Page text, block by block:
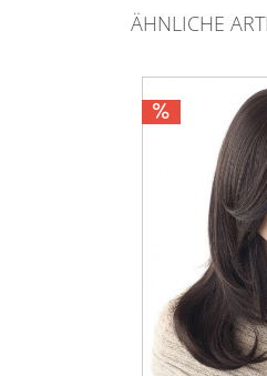
ÄHNLICHE